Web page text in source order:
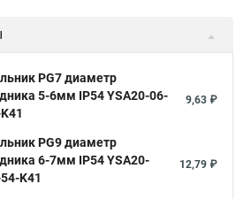
PG7 диаметр
5-6мм IP54 YSA20-06-
9,63 ₽
PG9 диаметр
6-7мм IP54 YSA20-
K41
12,79 ₽